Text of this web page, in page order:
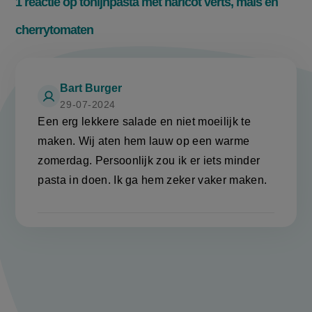
cherrytomaten
Een erg lekkere salade en niet moeilijk te
maken. Wij aten hem lauw op een warme
zomerdag. Persoonlijk zou ik er iets minder
pasta in doen. Ik ga hem zeker vaker maken.
Bart Burger
29-07-2024